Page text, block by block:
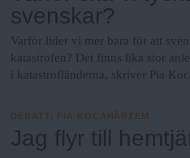
svenskar?
Varför lider vi mer bara för att
katastrofen? Det finns lika stor
i katastrofländerna, skriver Pia
DEBATT: PIA KOCAHÂRZEM
Jag flyr till